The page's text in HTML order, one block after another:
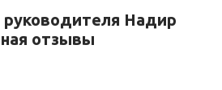
Надир
отзывы